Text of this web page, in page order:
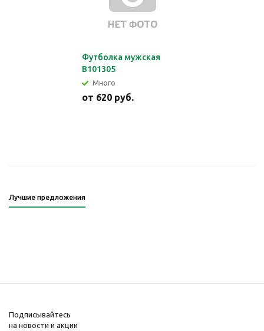
Футболка мужская
В101305
Много
от 620 руб.
Лучшие предложения
Подписывайтесь
на новости и акции